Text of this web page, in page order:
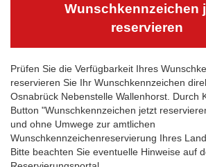
Wunschkennzeichen
reservieren
Prüfen Sie die Verfügbarkeit Ihres
reservieren Sie Ihr Wunschkennzeichen
Osnabrück Nebenstelle Wallenhorst. Durch
Button "Wunschkennzeichen jetzt
und ohne Umwege zur amtlichen
Wunschkennzeichenreservierung Ihres
Bitte beachten Sie eventuelle Hinweise auf